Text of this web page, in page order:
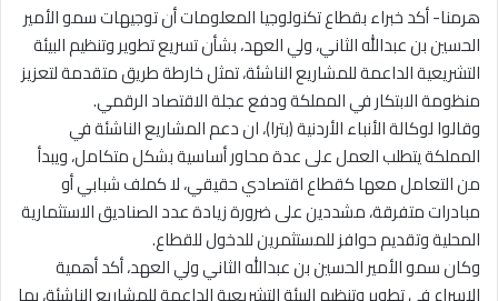
هرمنا- أكد خبراء بقطاع تكنولوجيا المعلومات أن توجيهات سمو الأمير
الحسين بن عبدالله الثاني، ولي العهد، بشأن تسريع تطوير وتنظيم البيئة
التشريعية الداعمة للمشاريع الناشئة، تمثل خارطة طريق متقدمة لتعزيز
منظومة الابتكار في المملكة ودفع عجلة الاقتصاد الرقمي.
وقالوا لوكالة الأنباء الأردنية (بترا)، ان دعم المشاريع الناشئة في
المملكة يتطلب العمل على عدة محاور أساسية بشكل متكامل، ويبدأ
من التعامل معها كقطاع اقتصادي حقيقي، لا كملف شبابي أو
مبادرات متفرقة، مشددين على ضرورة زيادة عدد الصناديق الاستثمارية
المحلية وتقديم حوافز للمستثمرين للدخول للقطاع.
وكان سمو الأمير الحسين بن عبدالله الثاني ولي العهد، أكد أهمية